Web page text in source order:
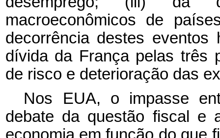
macroeconômicos de
decorrência destes
dívida da França pelas três
de risco e deterioração das
Nos EUA, o impasse
debate da questão fiscal e